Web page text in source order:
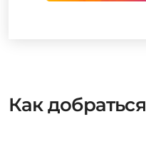
Как добраться